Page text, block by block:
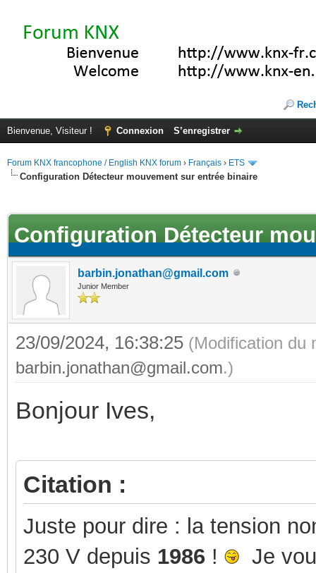
Bienvenue, Visiteur ! Connexion S’enregistrer
Forum KNX francophone / English KNX forum › Français › ETS
Configuration Détecteur mouvement sur entrée binaire
Configuration Détecteur
barbin.jonathan@gmail.com
Junior Member
23/09/2024, 16:38:25 (Modification du
barbin.jonathan@gmail.com.)
Bonjour Ives,
Citation :
Juste pour dire : la tension
230 V depuis 1986 !
Je